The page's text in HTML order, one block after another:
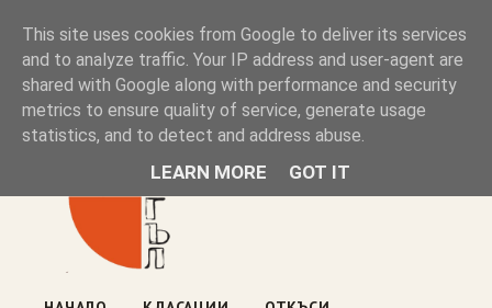
Книжен ъгъл
Блог на книжарницата — класации, откъси, нови книги
ул. „Оборище" 117, София· пон–пет 10:00–19:00 ·
This site uses cookies from Google to deliver its services
and to analyze traffic. Your IP address and user-agent are
shared with Google along with performance and security
metrics to ensure quality of service, generate usage
statistics, and to detect and address abuse.
LEARN MORE GOT IT